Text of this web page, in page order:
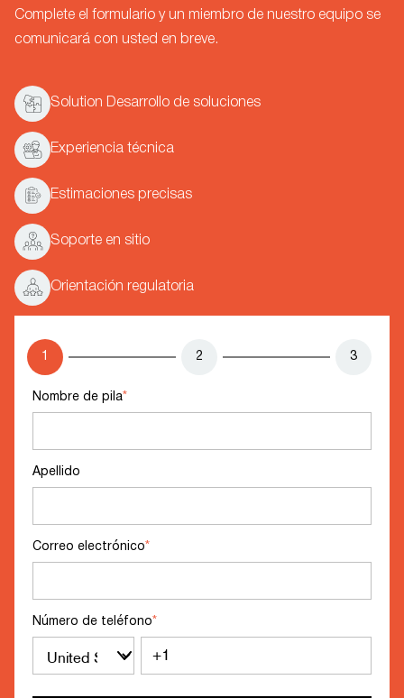
Complete el formulario y un miembro de nuestro equipo se
comunicará con usted en breve.
Solution Desarrollo de soluciones
Experiencia técnica
Estimaciones precisas
Soporte en sitio
Orientación regulatoria
1 2 3
Nombre de pila*
Apellido
Correo electrónico*
Número de teléfono*